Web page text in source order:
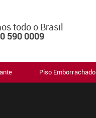
todo o Brasil
590 0009
Piso Emborrachado